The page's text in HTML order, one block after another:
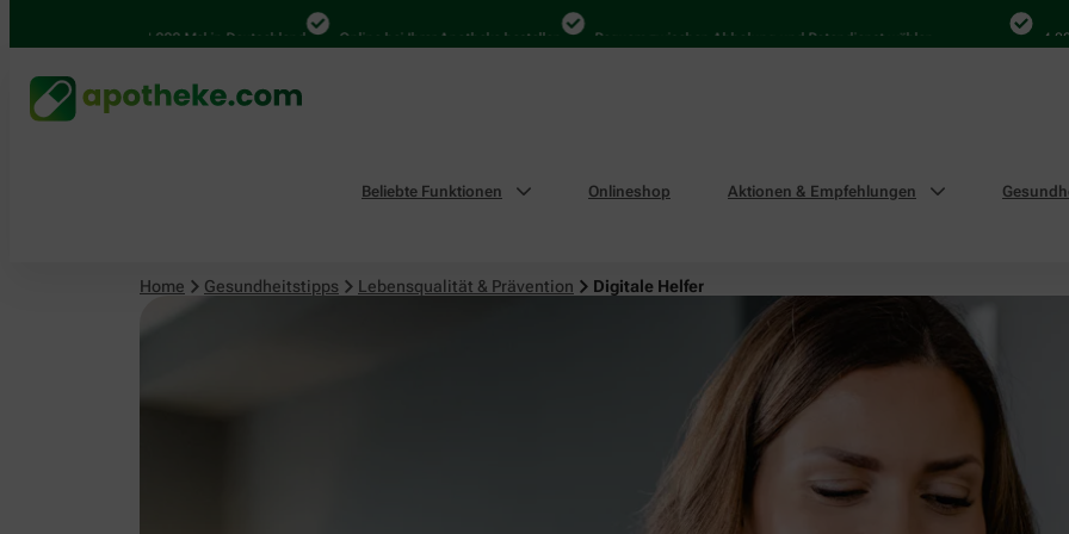
4.000 Mal in Deutschland Online bei Ihrer Apotheke bestellen Bequem zwischen Abholung und Botendienst wählen 4.000
Beliebte Funktionen Onlineshop Aktionen & Empfehlungen
Home Gesundheitstipps Lebensqualität & Prävention Digitale Helfer
Lebensqualität & Prävention